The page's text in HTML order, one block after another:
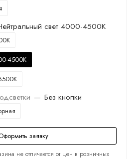
свет 4000-4500K
4500K
— Без кнопки
заявку
не отличается от цен в розничных